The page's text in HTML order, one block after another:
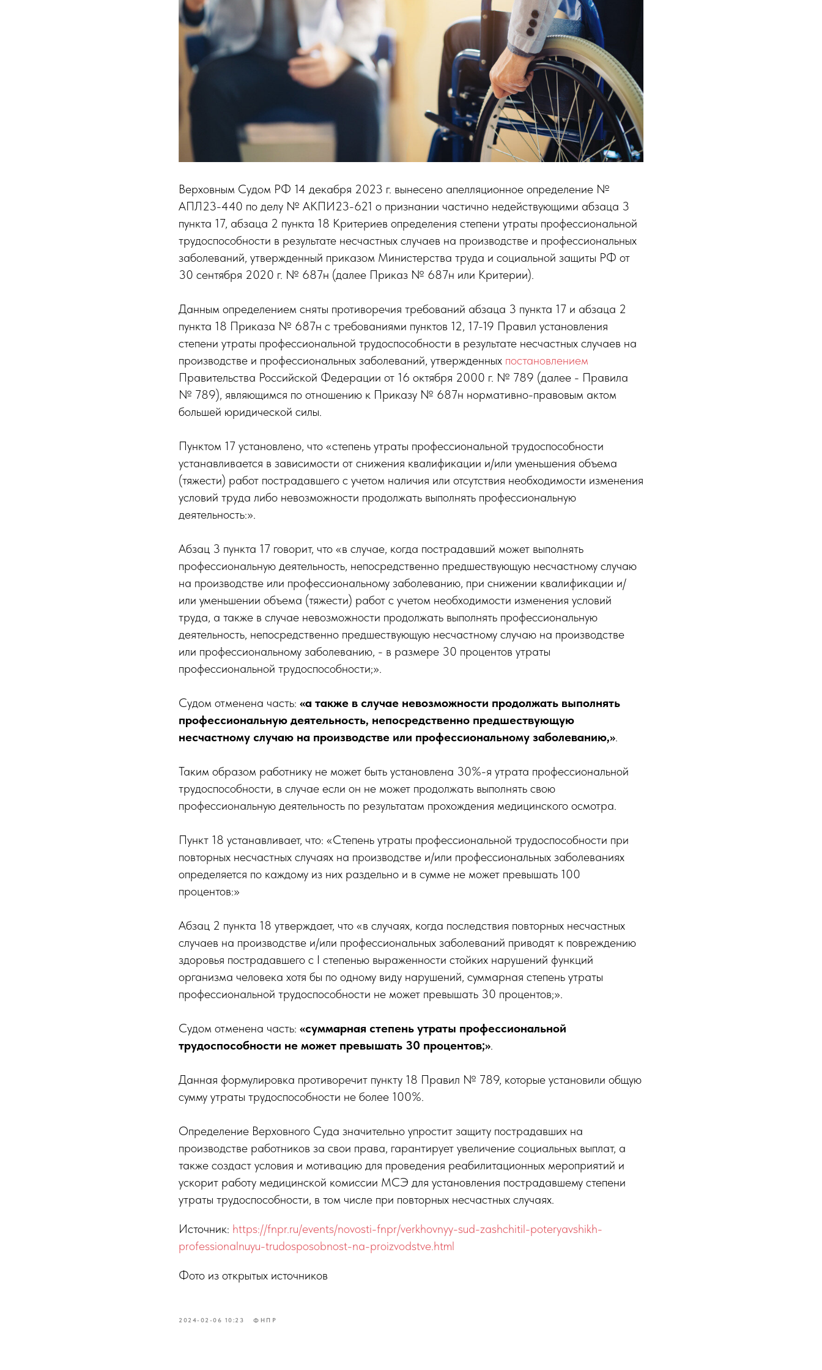
Верховным Судом РФ 14 декабря 2023 г. вынесено апелляционное определение №
АПЛ23-440 по делу № АКПИ23-621 о признании частично недействующими абзаца 3
пункта 17, абзаца 2 пункта 18 Критериев определения степени утраты профессиональной
трудоспособности в результате несчастных случаев на производстве и профессиональных
заболеваний, утвержденный приказом Министерства труда и социальной защиты РФ от
30 сентября 2020 г. № 687н (далее Приказ № 687н или Критерии).
Данным определением сняты противоречия требований абзаца 3 пункта 17 и абзаца 2
пункта 18 Приказа № 687н с требованиями пунктов 12, 17-19 Правил установления
степени утраты профессиональной трудоспособности в результате несчастных случаев на
производстве и профессиональных заболеваний, утвержденных постановлением
Правительства Российской Федерации от 16 октября 2000 г. № 789 (далее - Правила
№ 789), являющимся по отношению к Приказу № 687н нормативно-правовым актом
большей юридической силы.
Пунктом 17 установлено, что «степень утраты профессиональной трудоспособности
устанавливается в зависимости от снижения квалификации и/или уменьшения объема
(тяжести) работ пострадавшего с учетом наличия или отсутствия необходимости изменения
условий труда либо невозможности продолжать выполнять профессиональную
деятельность:».
Абзац 3 пункта 17 говорит, что «в случае, когда пострадавший может выполнять
профессиональную деятельность, непосредственно предшествующую несчастному случаю
на производстве или профессиональному заболеванию, при снижении квалификации и/
или уменьшении объема (тяжести) работ с учетом необходимости изменения условий
труда, а также в случае невозможности продолжать выполнять профессиональную
деятельность, непосредственно предшествующую несчастному случаю на производстве
или профессиональному заболеванию, - в размере 30 процентов утраты
профессиональной трудоспособности;».
Судом отменена часть: «а также в случае невозможности продолжать выполнять
профессиональную деятельность, непосредственно предшествующую
несчастному случаю на производстве или профессиональному заболеванию,».
Таким образом работнику не может быть установлена 30%-я утрата профессиональной
трудоспособности, в случае если он не может продолжать выполнять свою
профессиональную деятельность по результатам прохождения медицинского осмотра.
Пункт 18 устанавливает, что: «Степень утраты профессиональной трудоспособности при
повторных несчастных случаях на производстве и/или профессиональных заболеваниях
определяется по каждому из них раздельно и в сумме не может превышать 100
процентов:»
Абзац 2 пункта 18 утверждает, что «в случаях, когда последствия повторных несчастных
случаев на производстве и/или профессиональных заболеваний приводят к повреждению
здоровья пострадавшего с I степенью выраженности стойких нарушений функций
организма человека хотя бы по одному виду нарушений, суммарная степень утраты
профессиональной трудоспособности не может превышать 30 процентов;».
Судом отменена часть: «суммарная степень утраты профессиональной
трудоспособности не может превышать 30 процентов;».
Данная формулировка противоречит пункту 18 Правил № 789, которые установили общую
сумму утраты трудоспособности не более 100%.
Определение Верховного Суда значительно упростит защиту пострадавших на
производстве работников за свои права, гарантирует увеличение социальных выплат, а
также создаст условия и мотивацию для проведения реабилитационных мероприятий и
ускорит работу медицинской комиссии МСЭ для установления пострадавшему степени
утраты трудоспособности, в том числе при повторных несчастных случаях.
Источник: https://fnpr.ru/events/novosti-fnpr/verkhovnyy-sud-zashchitil-poteryavshikh-
professionalnuyu-trudosposobnost-na-proizvodstve.html
Фото из открытых источников
2024-02-06 10:23 ФНПР